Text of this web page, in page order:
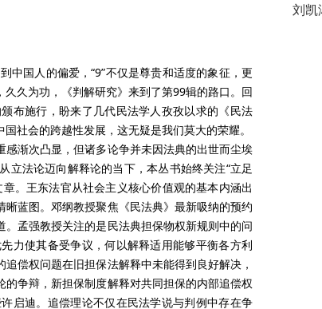
中国人的偏爱，“9”不仅是尊贵和适度的象征，更
久为功，《判解研究》来到了第99辑的路口。回
布施行，盼来了几代民法学人孜孜以求的《民法
社会的跨越性发展，这无疑是我们莫大的荣耀。
渐次凸显，但诸多论争并未因法典的出世而尘埃
立法论迈向解释论的当下，本丛书始终关注“立足
。王东法官从社会主义核心价值观的基本内涵出
蓝图。邓纲教授聚焦《民法典》最新吸纳的预约
孟强教授关注的是民法典担保物权新规则中的问
力使其备受争议，何以解释适用能够平衡各方利
偿权问题在旧担保法解释中未能得到良好解决，
争辩，新担保制度解释对共同担保的内部追偿权
启迪。追偿理论不仅在民法学说与判例中存在争
刘